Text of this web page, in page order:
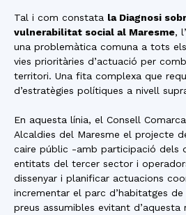
Tal i com constata la Diagnosi
vulnerabilitat social al Maresme,
una problemàtica comuna a tots
vies prioritàries d’actuació per
territori. Una fita complexa que
d’estratègies polítiques a nivell
En aquesta línia, el Consell
Alcaldies del Maresme el projecte
caire públic -amb participació dels
entitats del tercer sector i
dissenyar i planificar actuacions
incrementar el parc d’habitatges
preus assumibles evitant d’aquesta